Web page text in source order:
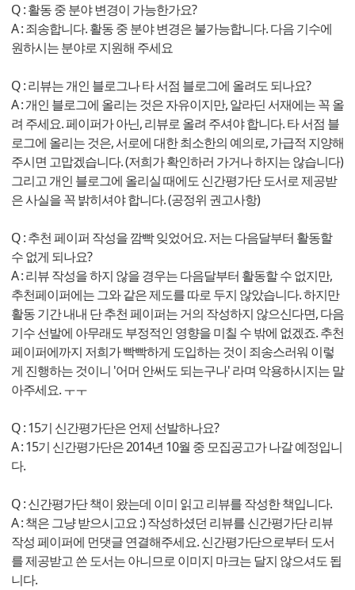
Q : 활동 중 분야 변경이 가능한가요?
A : 죄송합니다. 활동 중 분야 변경은 불가능합니다. 다음 기수에
원하시는 분야로 지원해 주세요
Q : 리뷰는 개인 블로그나 타 서점 블로그에 올려도 되나요?
A : 개인 블로그에 올리는 것은 자유이지만, 알라딘 서재에는 꼭 올
려 주세요. 페이퍼가 아닌, 리뷰로 올려 주셔야 합니다. 타 서점 블
로그에 올리는 것은, 서로에 대한 최소한의 예의로, 가급적 지양해
주시면 고맙겠습니다. (저희가 확인하러 가거나 하지는 않습니다)
그리고 개인 블로그에 올리실 때에도 신간평가단 도서로 제공받
은 사실을 꼭 밝히셔야 합니다. (공정위 권고사항)
Q : 추천 페이퍼 작성을 깜빡 잊었어요. 저는 다음달부터 활동할
수 없게 되나요?
A : 리뷰 작성을 하지 않을 경우는 다음달부터 활동할 수 없지만,
추천페이퍼에는 그와 같은 제도를 따로 두지 않았습니다. 하지만
활동 기간 내내 단 추천 페이퍼는 거의 작성하지 않으신다면, 다음
기수 선발에 아무래도 부정적인 영향을 미칠 수 밖에 없겠죠. 추천
페이퍼에까지 저희가 빡빡하게 도입하는 것이 죄송스러워 이렇
게 진행하는 것이니 '어머 안써도 되는구나' 라며 악용하시지는 말
아주세요. ㅜㅜ
Q : 15기 신간평가단은 언제 선발하나요?
A : 15기 신간평가단은 2014년 10월 중 모집공고가 나갈 예정입니
다.
Q : 신간평가단 책이 왔는데 이미 읽고 리뷰를 작성한 책입니다.
A : 책은 그냥 받으시고요 :) 작성하셨던 리뷰를 신간평가단 리뷰
작성 페이퍼에 먼댓글 연결해주세요. 신간평가단으로부터 도서
를 제공받고 쓴 도서는 아니므로 이미지 마크는 달지 않으셔도 됩
니다.